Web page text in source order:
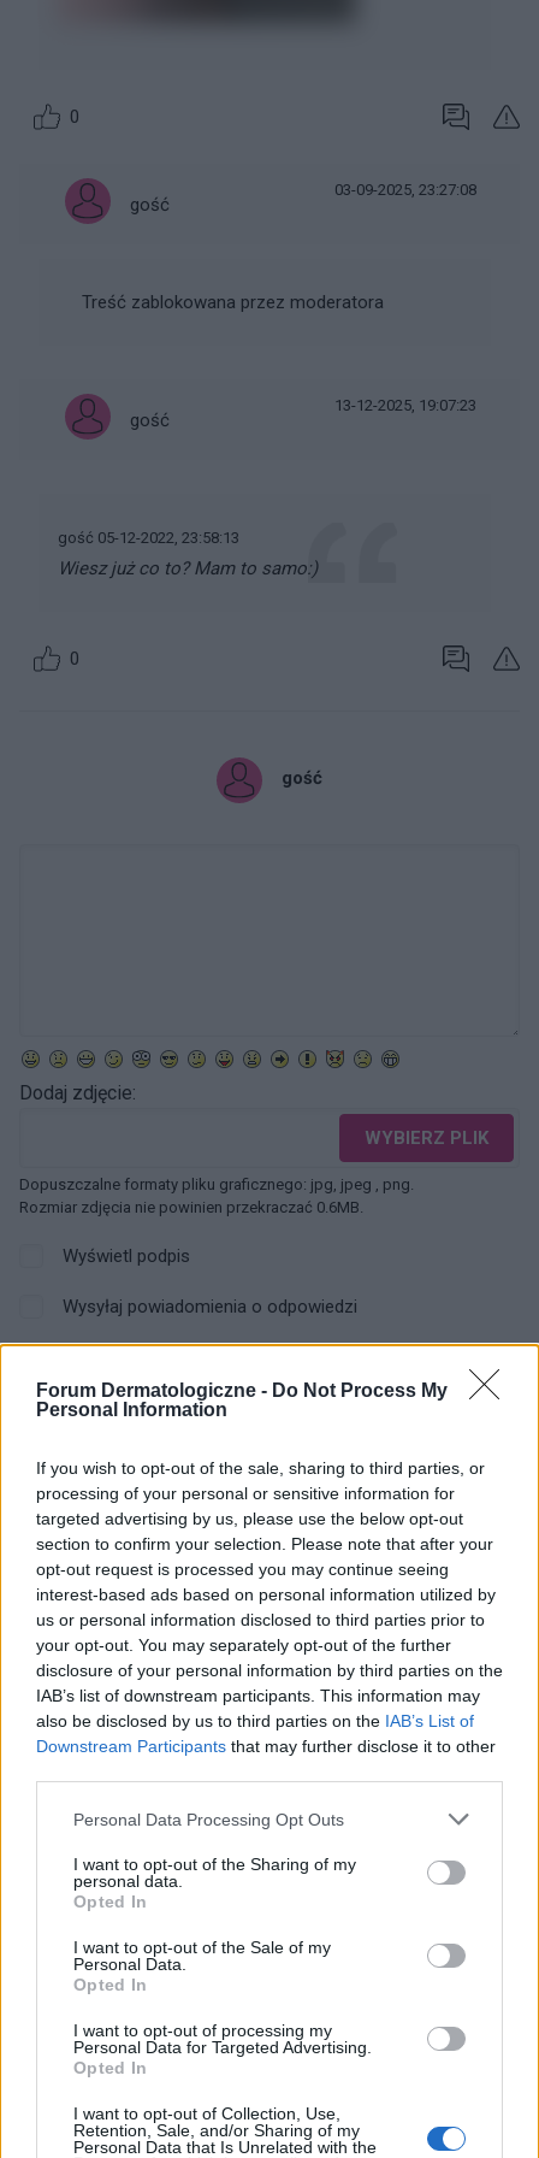
Forum Dermatologiczne - Do Not Process My
Personal Information
If you wish to opt-out of the sale, sharing to third parties, or
processing of your personal or sensitive information for
targeted advertising by us, please use the below opt-out
section to confirm your selection. Please note that after your
opt-out request is processed you may continue seeing
interest-based ads based on personal information utilized by
us or personal information disclosed to third parties prior to
your opt-out. You may separately opt-out of the further
disclosure of your personal information by third parties on the
IAB’s list of downstream participants. This information may
also be disclosed by us to third parties on the IAB’s List of
Downstream Participants that may further disclose it to other
Personal Data Processing Opt Outs
I want to opt-out of the Sharing of my
personal data.
Opted In
I want to opt-out of the Sale of my
Personal Data.
Opted In
I want to opt-out of processing my
Personal Data for Targeted Advertising.
Opted In
I want to opt-out of Collection, Use,
Retention, Sale, and/or Sharing of my
Personal Data that Is Unrelated with the
0
gość
03-09-2025, 23:27:08
Treść zablokowana przez moderatora
gość
13-12-2025, 19:07:23
gość 05-12-2022, 23:58:13
Wiesz już co to? Mam to samo:)
0
gość
Dodaj zdjęcie:
WYBIERZ PLIK
Dopuszczalne formaty pliku graficznego: jpg, jpeg , png.
Rozmiar zdjęcia nie powinien przekraczać 0.6MB.
Wyświetl podpis
Wysyłaj powiadomienia o odpowiedzi
ZOBACZ INNE DYSKUSJE
asia1234.
Czy to czerniak
Witam czy ta zmiana to czerniak
Forum:Skóra
Ropne krostki w okolicy ust i nosa
Cześć! Pomocy! Od około 2 tygodni mam
nosie a do tego ropne krostki co widać na
zdjęciu. Próbowałam stosować maść tribiotic z
może być i jak się tego pozbyć? Dermatolog
dopiero za tydzień…
Forum:Pielęgnacja i uroda